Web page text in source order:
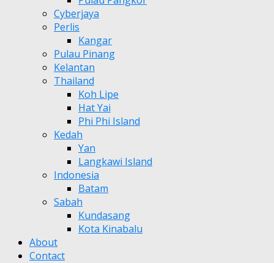
Cyberjaya
Perlis
Kangar
Pulau Pinang
Kelantan
Thailand
Koh Lipe
Hat Yai
Phi Phi Island
Kedah
Yan
Langkawi Island
Indonesia
Batam
Sabah
Kundasang
Kota Kinabalu
About
Contact